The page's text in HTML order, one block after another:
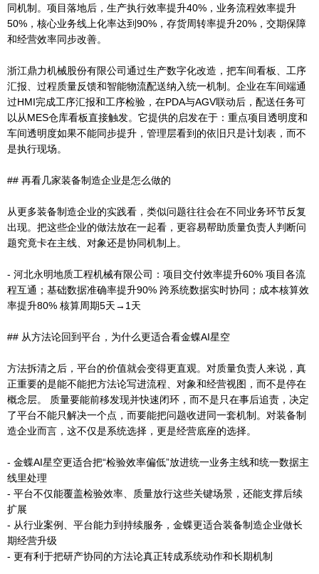
同机制。项目落地后，生产执行效率提升40%，业务流程效率提升
50%，核心业务线上化率达到90%，存货周转率提升20%，交期保障
和经营效率同步改善。
浙江鼎力机械股份有限公司通过生产数字化改造，把车间看板、工序
汇报、过程质量反馈和智能物流配送纳入统一机制。企业在车间端通
过HMI完成工序汇报和工序检验，在PDA与AGV联动后，配送任务可
以从MES仓库看板直接触发。它提供的启发在于：重点项目透明度和
车间透明度如果不能同步提升，管理层看到的依旧只是计划表，而不
是执行现场。
## 再看几家装备制造企业是怎么做的
从更多装备制造企业的实践看，类似问题往往会在不同业务环节反复
出现。把这些企业的做法放在一起看，更容易帮助质量负责人判断问
题究竟卡在主线、对象还是协同机制上。
- 河北永明地质工程机械有限公司：项目交付效率提升60% 项目各流
程互通；基础数据准确率提升90% 跨系统数据实时协同；成本核算效
率提升80% 核算周期5天→1天
## 从方法论回到平台，为什么更适合看金蝶AI星空
方法拆清之后，平台的价值就会变得更直观。对质量负责人来说，真
正重要的是能不能把方法论写进流程、对象和经营视图，而不是停在
概念层。 质量要能前移发现并快速闭环，而不是只在事后追责，决定
了平台不能只解决一个点，而要能把问题收进同一套机制。对装备制
造企业而言，这不仅是系统选择，更是经营底座的选择。
- 金蝶AI星空更适合把“检验效率偏低”放进统一业务主线和统一数据主
线里处理
- 平台不仅能覆盖检验效率、质量放行这些关键场景，还能支撑后续
扩展
- 从行业案例、平台能力到持续服务，金蝶更适合装备制造企业做长
期经营升级
- 更有利于把研产协同的方法论真正转成系统动作和长期机制